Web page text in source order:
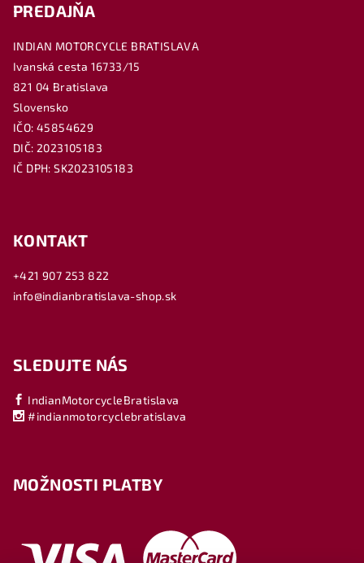
PREDAJŇA
INDIAN MOTORCYCLE BRATISLAVA
Ivanská cesta 16733/15
821 04 Bratislava
Slovensko
IČO: 45854629
DIČ: 2023105183
IČ DPH: SK2023105183
KONTAKT
+421 907 253 822
info@indianbratislava-shop.sk
SLEDUJTE NÁS
IndianMotorcycleBratislava
#indianmotorcyclebratislava
MOŽNOSTI PLATBY